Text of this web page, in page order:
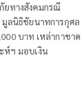
ทางสังคมกรณี
มูลนิธิชัยนาทการกุศล
บาท เหล่ากาชาด
ห์ฯ มอบเงิน